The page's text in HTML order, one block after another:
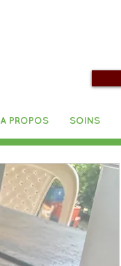
A PROPOS SOINS